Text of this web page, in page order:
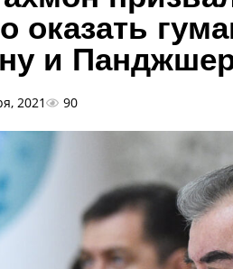
оказать
и
2021 90